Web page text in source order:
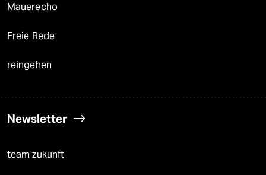
Mauerecho
Freie Rede
reingehen
Newsletter
team zukunft